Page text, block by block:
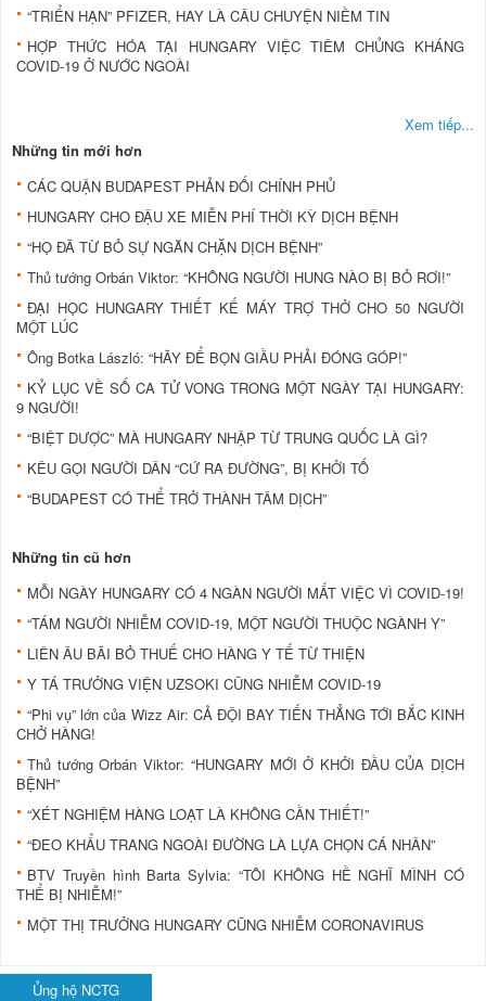
“TRIỂN HẠN” PFIZER, HAY LÀ CÂU CHUYỆN NIỀM TIN
HỢP THỨC HÓA TẠI HUNGARY VIỆC TIÊM CHỦNG KHÁNG
COVID-19 Ở NƯỚC NGOÀI
Xem tiếp...
Những tin mới hơn
CÁC QUẬN BUDAPEST PHẢN ĐỐI CHÍNH PHỦ
HUNGARY CHO ĐẬU XE MIỄN PHÍ THỜI KỲ DỊCH BỆNH
“HỌ ĐÃ TỪ BỎ SỰ NGĂN CHẶN DỊCH BỆNH”
Thủ tướng Orbán Viktor: “KHÔNG NGƯỜI HUNG NÀO BỊ BỎ RƠI!”
ĐẠI HỌC HUNGARY THIẾT KẾ MÁY TRỢ THỞ CHO 50 NGƯỜI
MỘT LÚC
Ông Botka László: “HÃY ĐỂ BỌN GIẦU PHẢI ĐÓNG GÓP!”
KỶ LỤC VỀ SỐ CA TỬ VONG TRONG MỘT NGÀY TẠI HUNGARY:
9 NGƯỜI!
“BIỆT DƯỢC” MÀ HUNGARY NHẬP TỪ TRUNG QUỐC LÀ GÌ?
KÊU GỌI NGƯỜI DÂN “CỨ RA ĐƯỜNG”, BỊ KHỞI TỐ
“BUDAPEST CÓ THỂ TRỞ THÀNH TÂM DỊCH”
Những tin cũ hơn
MỖI NGÀY HUNGARY CÓ 4 NGÀN NGƯỜI MẤT VIỆC VÌ COVID-19!
“TÁM NGƯỜI NHIỄM COVID-19, MỘT NGƯỜI THUỘC NGÀNH Y”
LIÊN ÂU BÃI BỎ THUẾ CHO HÀNG Y TẾ TỪ THIỆN
Y TÁ TRƯỞNG VIỆN UZSOKI CŨNG NHIỄM COVID-19
“Phi vụ” lớn của Wizz Air: CẢ ĐỘI BAY TIẾN THẲNG TỚI BẮC KINH
CHỞ HÀNG!
Thủ tướng Orbán Viktor: “HUNGARY MỚI Ở KHỞI ĐẦU CỦA DỊCH
BỆNH”
“XÉT NGHIỆM HÀNG LOẠT LÀ KHÔNG CẦN THIẾT!”
“ĐEO KHẨU TRANG NGOÀI ĐƯỜNG LÀ LỰA CHỌN CÁ NHÂN”
BTV Truyền hình Barta Sylvia: “TÔI KHÔNG HỀ NGHĨ MÌNH CÓ
THỂ BỊ NHIỄM!”
MỘT THỊ TRƯỞNG HUNGARY CŨNG NHIỄM CORONAVIRUS
Ủng hộ NCTG